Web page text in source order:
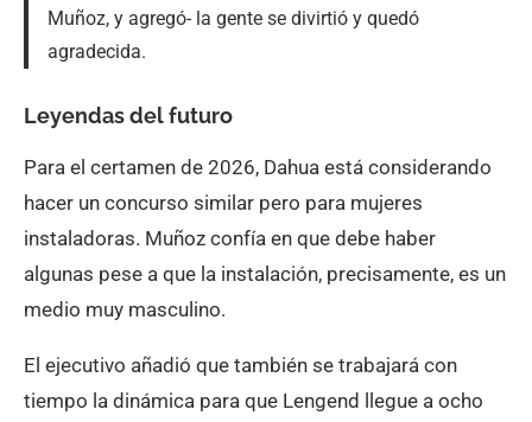
Muñoz, y agregó- la gente se divirtió y quedó
agradecida.
Leyendas del futuro
Para el certamen de 2026, Dahua está considerando
hacer un concurso similar pero para mujeres
instaladoras. Muñoz confía en que debe haber
algunas pese a que la instalación, precisamente, es un
medio muy masculino.
El ejecutivo añadió que también se trabajará con
tiempo la dinámica para que Lengend llegue a ocho